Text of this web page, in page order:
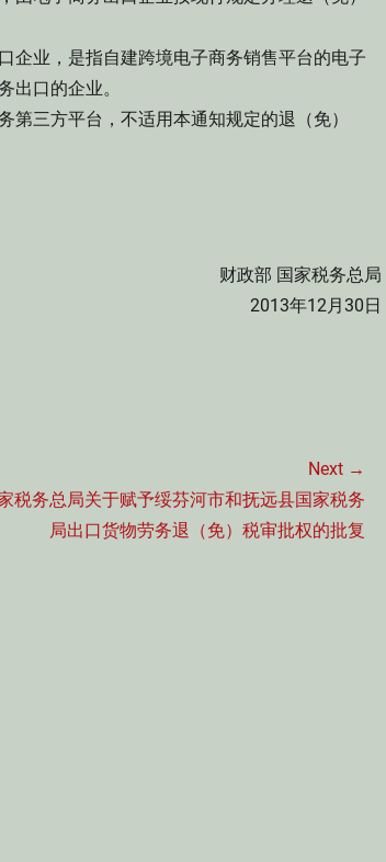
业，是指自建跨境电子商务销售平台的电子
出口的企业。
三方平台，不适用本通知规定的退（免）
财政部 国家税务总局
2013年12月30日
Next →
税务总局关于赋予绥芬河市和抚远县国家税务
局出口货物劳务退（免）税审批权的批复